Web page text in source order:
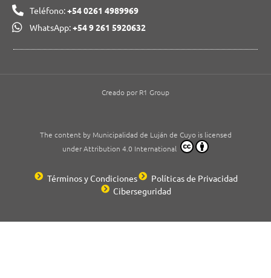
Teléfono:+54 0261 4989969
WhatsApp:+54 9 261 5920632
Términos y Condiciones
Políticas de Privacidad
Ciberseguridad
The content by Municipalidad de Luján de Cuyo is licensed
under Attribution 4.0 International
Creado por R1 Group